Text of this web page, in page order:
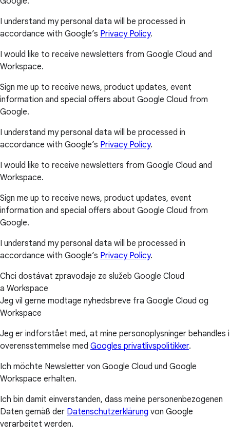
I understand my personal data will be processed in
accordance with Google’s Privacy Policy.
I would like to receive newsletters from Google Cloud and
Workspace.
Sign me up to receive news, product updates, event
information and special offers about Google Cloud from
Google.
I understand my personal data will be processed in
accordance with Google’s Privacy Policy.
I would like to receive newsletters from Google Cloud and
Workspace.
Sign me up to receive news, product updates, event
information and special offers about Google Cloud from
Google.
I understand my personal data will be processed in
accordance with Google’s Privacy Policy.
Chci dostávat zpravodaje ze služeb Google Cloud
a Workspace
Jeg vil gerne modtage nyhedsbreve fra Google Cloud og
Workspace
Jeg er indforstået med, at mine personoplysninger behandles i
overensstemmelse med Googles privatlivspolitikker.
Ich möchte Newsletter von Google Cloud und Google
Workspace erhalten.
Ich bin damit einverstanden, dass meine personenbezogenen
Daten gemäß der Datenschutzerklärung von Google
verarbeitet werden.